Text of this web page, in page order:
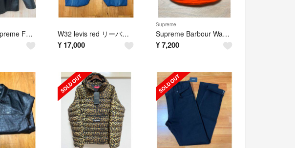
新品 黒 M Supreme Faux Croc Car Coat 野村訓一 W32 levis red リーバイス レッド パッシブ アグレッシブ デニム
¥ 17,000
Supreme
Supreme Barbour Waxed Cotton Waist Bag
¥7,200